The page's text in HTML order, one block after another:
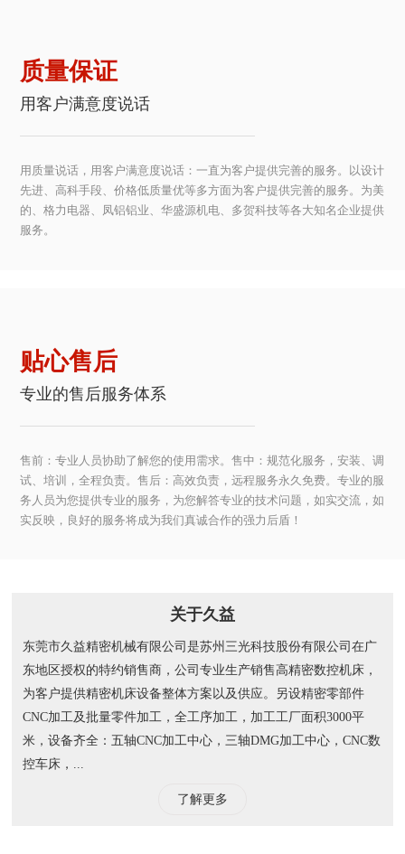
质量保证
用客户满意度说话
用质量说话，用客户满意度说话：一直为客户提供完善的服务。以设计
先进、高科手段、价格低质量优等多方面为客户提供完善的服务。为美
的、格力电器、凤铝铝业、华盛源机电、多贺科技等各大知名企业提供
服务。
贴心售后
专业的售后服务体系
售前：专业人员协助了解您的使用需求。售中：规范化服务，安装、调
试、培训，全程负责。售后：高效负责，远程服务永久免费。专业的服
务人员为您提供专业的服务，为您解答专业的技术问题，如实交流，如
实反映，良好的服务将成为我们真诚合作的强力后盾！
关于久益
东莞市久益精密机械有限公司是苏州三光科技股份有限公司在广
东地区授权的特约销售商，公司专业生产销售高精密数控机床，
为客户提供精密机床设备整体方案以及供应。另设精密零部件
CNC加工及批量零件加工，全工序加工，加工工厂面积3000平
米，设备齐全：五轴CNC加工中心，三轴DMG加工中心，CNC数
控车床，...
了解更多